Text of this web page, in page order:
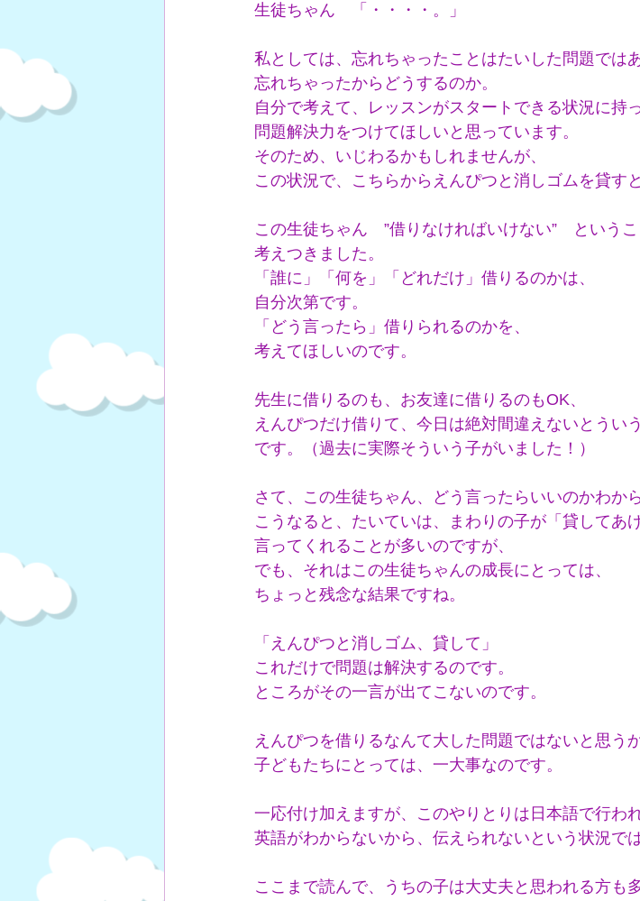
生徒ちゃん　「・・・・。」
私としては、忘れちゃったことはたいした問題では
忘れちゃったからどうするのか。
自分で考えて、レッスンがスタートできる状況に持
問題解決力をつけてほしいと思っています。
そのため、いじわるかもしれませんが、
この状況で、こちらからえんぴつと消しゴムを貸す
この生徒ちゃん　”借りなければいけない”　という
考えつきました。
「誰に」「何を」「どれだけ」借りるのかは、
自分次第です。
「どう言ったら」借りられるのかを、
考えてほしいのです。
先生に借りるのも、お友達に借りるのもOK、
えんぴつだけ借りて、今日は絶対間違えないとうい
です。（過去に実際そういう子がいました！）
さて、この生徒ちゃん、どう言ったらいいのかわか
こうなると、たいていは、まわりの子が「貸してあ
言ってくれることが多いのですが、
でも、それはこの生徒ちゃんの成長にとっては、
ちょっと残念な結果ですね。
「えんぴつと消しゴム、貸して」
これだけで問題は解決するのです。
ところがその一言が出てこないのです。
えんぴつを借りるなんて大した問題ではないと思う
子どもたちにとっては、一大事なのです。
一応付け加えますが、このやりとりは日本語で行わ
英語がわからないから、伝えられないという状況で
ここまで読んで、うちの子は大丈夫と思われる方も